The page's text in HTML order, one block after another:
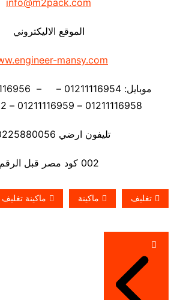
الموقع الاليكتروني
mansy.com
تليفون ارضي 0225880056
002 كود مصر قبل الرقم
تغليف ماكينة ماكينة تغليف
تصفّح
المقالات